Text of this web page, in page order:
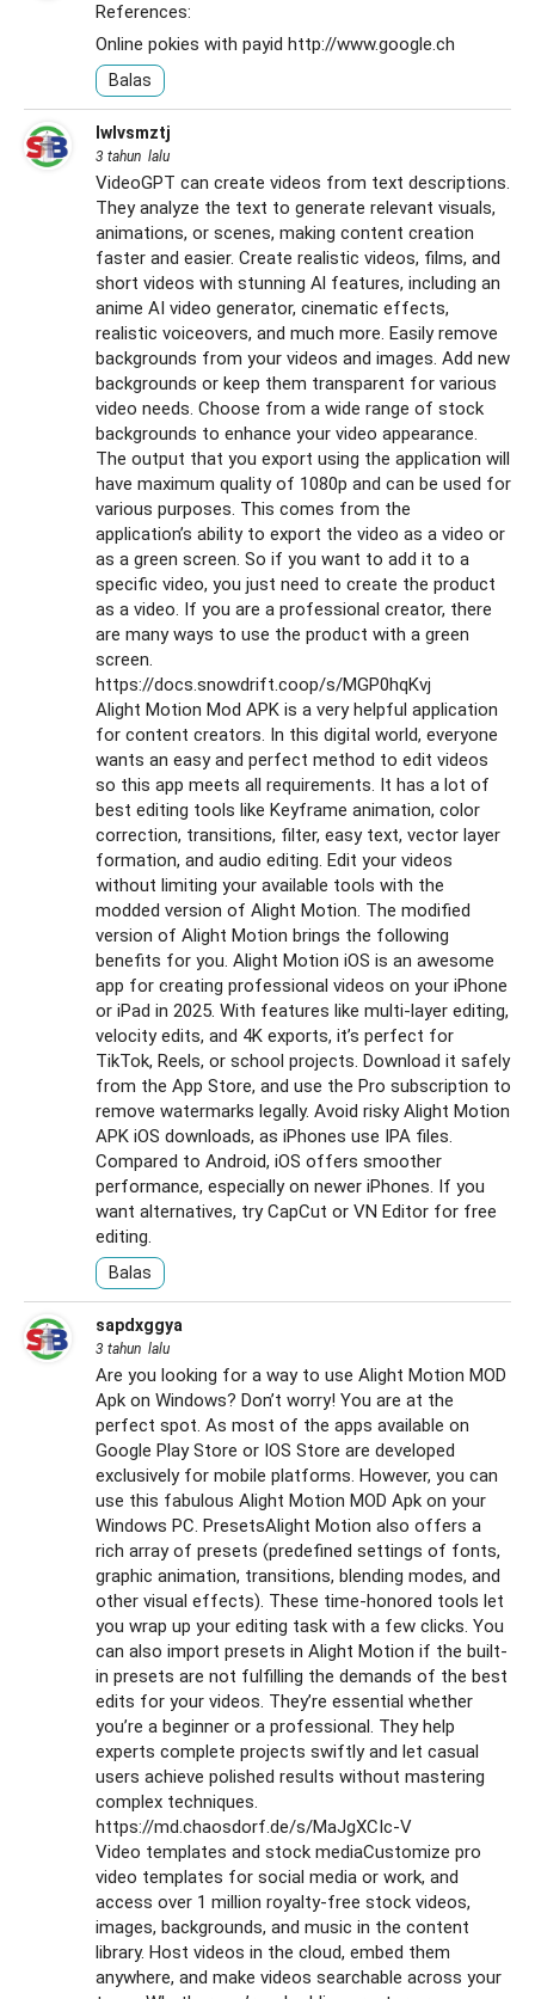
References:
Online pokies with payid http://www.google.ch
Balas
lwlvsmztj
3 tahun lalu
VideoGPT can create videos from text descriptions.
They analyze the text to generate relevant visuals,
animations, or scenes, making content creation
faster and easier. Create realistic videos, films, and
short videos with stunning Al features, including an
anime AI video generator, cinematic effects,
realistic voiceovers, and much more. Easily remove
backgrounds from your videos and images. Add new
backgrounds or keep them transparent for various
video needs. Choose from a wide range of stock
backgrounds to enhance your video appearance.
The output that you export using the application will
have maximum quality of 1080p and can be used for
various purposes. This comes from the
application’s ability to export the video as a video or
as a green screen. So if you want to add it to a
specific video, you just need to create the product
as a video. If you are a professional creator, there
are many ways to use the product with a green
screen.
https://docs.snowdrift.coop/s/MGP0hqKvj
Alight Motion Mod APK is a very helpful application
for content creators. In this digital world, everyone
wants an easy and perfect method to edit videos
so this app meets all requirements. It has a lot of
best editing tools like Keyframe animation, color
correction, transitions, filter, easy text, vector layer
formation, and audio editing. Edit your videos
without limiting your available tools with the
modded version of Alight Motion. The modified
version of Alight Motion brings the following
benefits for you. Alight Motion iOS is an awesome
app for creating professional videos on your iPhone
or iPad in 2025. With features like multi-layer editing,
velocity edits, and 4K exports, it’s perfect for
TikTok, Reels, or school projects. Download it safely
from the App Store, and use the Pro subscription to
remove watermarks legally. Avoid risky Alight Motion
APK iOS downloads, as iPhones use IPA files.
Compared to Android, iOS offers smoother
performance, especially on newer iPhones. If you
want alternatives, try CapCut or VN Editor for free
editing.
Balas
sapdxggya
3 tahun lalu
Are you looking for a way to use Alight Motion MOD
Apk on Windows? Don’t worry! You are at the
perfect spot. As most of the apps available on
Google Play Store or IOS Store are developed
exclusively for mobile platforms. However, you can
use this fabulous Alight Motion MOD Apk on your
Windows PC. PresetsAlight Motion also offers a
rich array of presets (predefined settings of fonts,
graphic animation, transitions, blending modes, and
other visual effects). These time-honored tools let
you wrap up your editing task with a few clicks. You
can also import presets in Alight Motion if the built-
in presets are not fulfilling the demands of the best
edits for your videos. They’re essential whether
you’re a beginner or a professional. They help
experts complete projects swiftly and let casual
users achieve polished results without mastering
complex techniques.
https://md.chaosdorf.de/s/MaJgXCIc-V
Video templates and stock mediaCustomize pro
video templates for social media or work, and
access over 1 million royalty-free stock videos,
images, backgrounds, and music in the content
library. Host videos in the cloud, embed them
anywhere, and make videos searchable across your